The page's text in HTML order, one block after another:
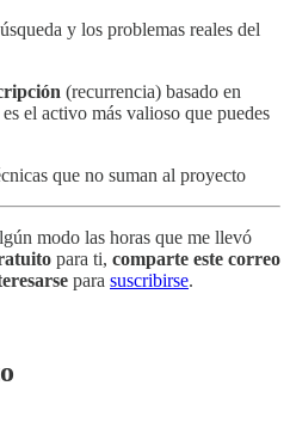
y los problemas reales del
(recurrencia) basado en
el activo más valioso que puedes
que no suman al proyecto
modo las horas que me llevó
para ti, comparte este correo
para suscribirse.